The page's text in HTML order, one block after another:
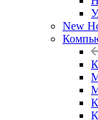
New